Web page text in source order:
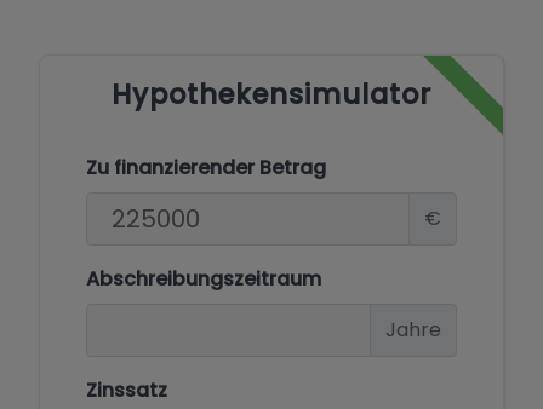
Hypothekensimulator
Zu finanzierender Betrag
€
Abschreibungszeitraum
Jahre
Zinssatz